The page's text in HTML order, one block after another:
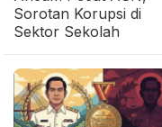
Sorotan Korupsi di
Sektor Sekolah